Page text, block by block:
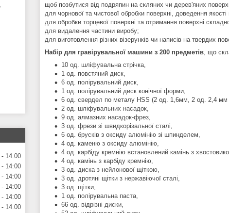
щоб позбутися від подряпин на скляних чи дерев'яних
для чорнової та чистової обробки поверхні, доведення
для обробки торцевої поверхні та отримання поверхні
для видалення частини виробу;
для виготовлення різних візерунків чи написів на твердих
Набір для гравірувальної машини з 200 предметів , що
10 од. шліфувальна стрічка,
1 од. повстяний диск,
6 од. полірувальний диск,
1 од. полірувальний диск конічної форми,
6 од. свердел по металу HSS (2 од. 1,6мм, 2 од. 2,4 мм
2 од. шліфувальних насадок,
9 од. алмазних насадок-фрез,
3 од. фрези зі швидкорізальної сталі,
6 од. брусків з оксиду алюмінію зі шпинделем,
4 од. каменю з оксиду алюмінію,
4 од. карбіду кремнію встановлений камінь з
4 од. камінь з карбіду кремнію,
3 од. диска з нейлонової щіткою,
3 од. дротяні щітки з нержавіючої сталі,
3 од. щітки,
1 од. полірувальна паста,
66 од. відрізні диски,
14:00
14:00
14:00
14:00
14:00
14:00